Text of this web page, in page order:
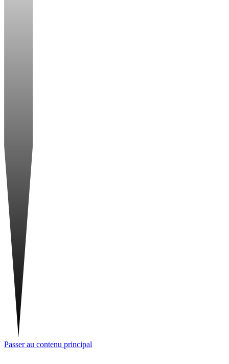
Passer au contenu principal